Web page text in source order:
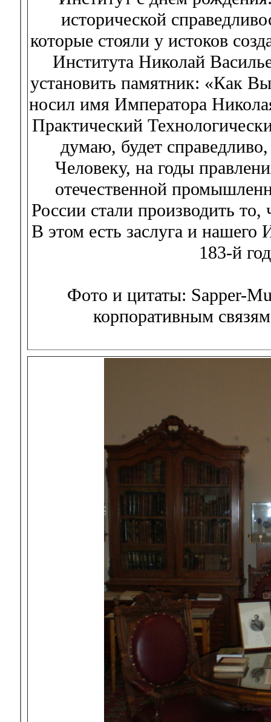
исторической
которые стояли у истоков
Института Николай
установить памятник: «Как
носил имя Императора
Практический
думаю, будет
Человеку, на годы
отечественной
России стали производить
В этом есть заслуга и
183-й
Фото и цитаты: Sapper-
корпоративным